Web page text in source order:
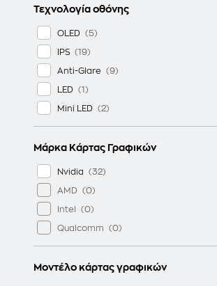
Τεχνολογία οθόνης
OLED
IPS
Anti-Glare
LED
Mini LED
Μάρκα Κάρτας Γραφικών
Nvidia
AMD
Intel
Qualcomm
Μοντέλο κάρτας γραφικών